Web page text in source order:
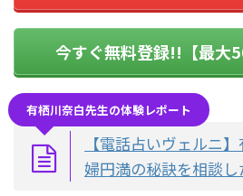
今すぐ無料登録!!【最大
有栖川奈白先生の体験レポート
【電話占いヴェルニ
婦円満の秘訣を相談し